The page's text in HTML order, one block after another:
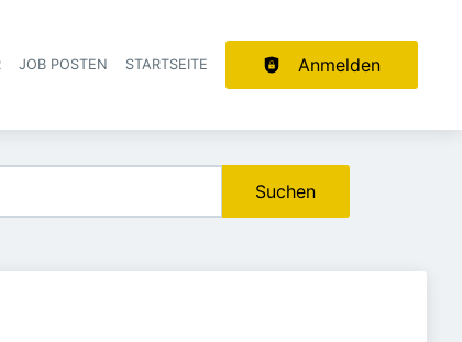
JOB POSTEN STARTSEITE Anmelden
Suchen